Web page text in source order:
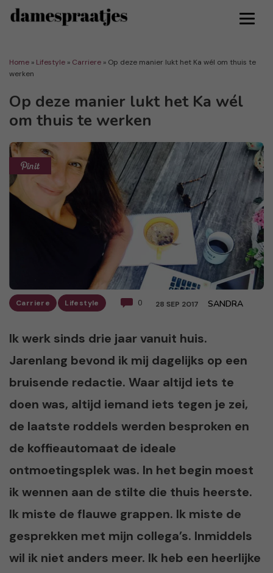
Home » Lifestyle » Carriere » Op deze manier lukt het Ka wél om thuis te
werken
Op deze manier lukt het Ka wél
om thuis te werken
Carriere Lifestyle 0 28 SEP 2017 SANDRA
Ik werk sinds drie jaar vanuit huis.
Jarenlang bevond ik mij dagelijks op een
bruisende redactie. Waar altijd iets te
doen was, altijd iemand iets tegen je zei,
de laatste roddels werden besproken en
de koffieautomaat de ideale
ontmoetingsplek was. In het begin moest
ik wennen aan de stilte die thuis heerste.
Ik miste de flauwe grappen. Ik miste de
gesprekken met mijn collega’s. Inmiddels
wil ik niet anders meer. Ik heb een heerlijke